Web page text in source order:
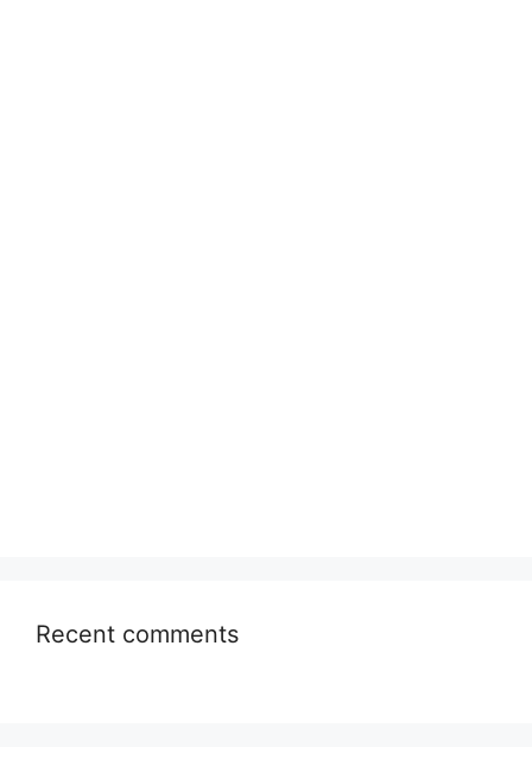
Recent comments